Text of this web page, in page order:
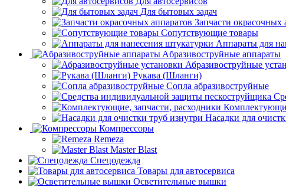
Для бытовых задач
Запчасти окрасочных
Сопутствующие товары
Аппараты для
Aбразивоструйные аппараты
Абразивоструйные
Рукава (Шланги)
Сопла абразивоструйные
Насадки для
Компрессоры
Remeza
Master Blast
Спецодежда
Товары для автосервиса
Осветительные вышки